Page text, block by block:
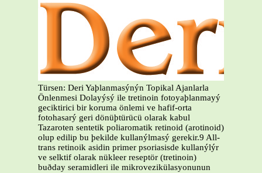
Türsen: Deri Yaþlanmasýnýn Topikal Ajanlarla
Önlenmesi Dolayýsý ile tretinoin fotoyaþlanmayý
geciktirici bir koruma önlemi ve hafif-orta
fotohasarý geri dönüþtürücü olarak kabul
Tazaroten sentetik poliaromatik retinoid (arotinoid)
olup edilip bu þekilde kullanýlmasý gerekir.9 All-
trans retinoik asidin primer psoriasisde kullanýlýr
ve selktif olarak nükleer reseptör (tretinoin)
buðday seramidleri ile mikrovezikülasyonunun